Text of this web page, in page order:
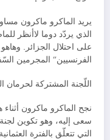
يريد الماكرو ماكرون
الذي يردّد دوما لاأنظر
على احتلال الجزائر.
الفرنسيين” المجرمين
اللّجنة المشتركة لحرمان
نجح الماكرو ماكرون
سعى إليه، وهو تكوين
التي تتعلّق بالفترة